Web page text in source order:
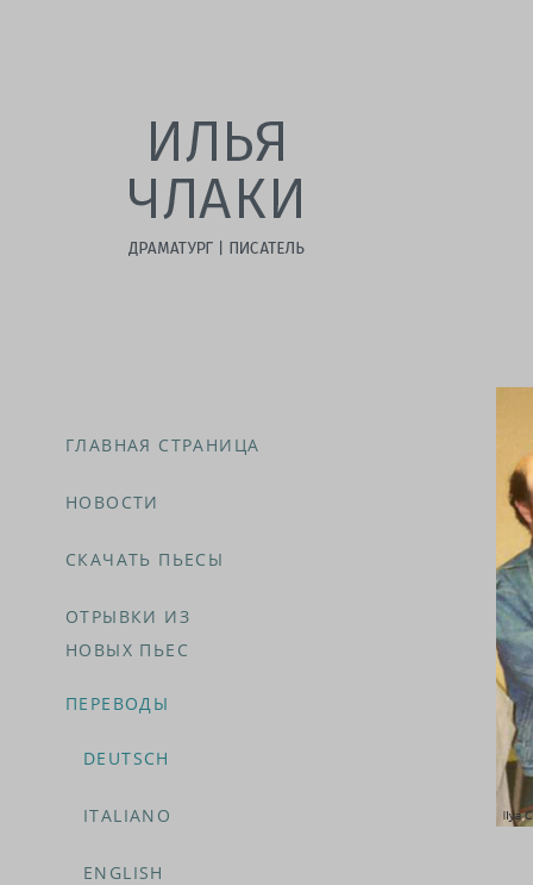
ГЛАВНАЯ СТРАНИЦА
НОВОСТИ
СКАЧАТЬ ПЬЕСЫ
ОТРЫВКИ ИЗ
НОВЫХ ПЬЕС
ПЕРЕВОДЫ
DEUTSCH
ITALIANO
ENGLISH